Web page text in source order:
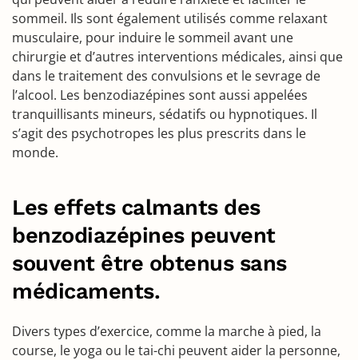
sommeil. Ils sont également utilisés comme relaxant
musculaire, pour induire le sommeil avant une
chirurgie et d’autres interventions médicales, ainsi que
dans le traitement des convulsions et le sevrage de
l’alcool. Les benzodiazépines sont aussi appelées
tranquillisants mineurs, sédatifs ou hypnotiques. Il
s’agit des psychotropes les plus prescrits dans le
monde.
Les effets calmants des
benzodiazépines peuvent
souvent être obtenus sans
médicaments.
Divers types d’exercice, comme la marche à pied, la
course, le yoga ou le tai-chi peuvent aider la personne,